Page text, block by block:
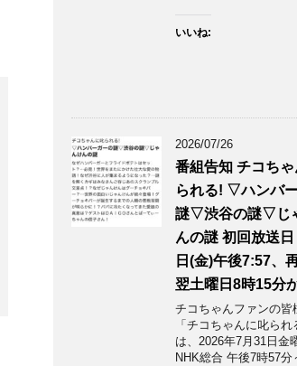
いいね:
2026/07/26
番組告知 チコち
られる! ▽ハンバ
謎▽渋谷の謎▽じ
んの謎 初回放送
日(金)午後7:57、
翌土曜日8時15分
チコちゃんファンの皆
「チコちゃんに叱られ
は、2026年7月31日金
NHK総合 午後7時57分